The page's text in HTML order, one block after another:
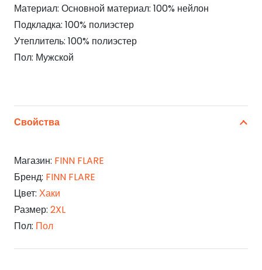
Материал: Основной материал: 100% нейлон
Подкладка: 100% полиэстер
Утеплитель: 100% полиэстер
Пол: Мужской
Свойства
Магазин: FINN FLARE
Бренд: FINN FLARE
Цвет: Хаки
Размер: 2XL
Пол: Пол